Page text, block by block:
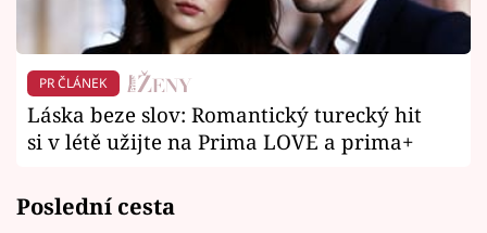
PR ČLÁNEK
Láska beze slov: Romantický turecký hit
si v létě užijte na Prima LOVE a prima+
Poslední cesta